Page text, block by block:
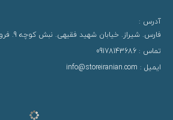
آدرس :
فارس. شیراز. خیابان شهید فقیهی. نبش کوچه 9. فروشگاه استور ایرانیان
تماس : 09178143686
ایمیل : info@storeiranian.com